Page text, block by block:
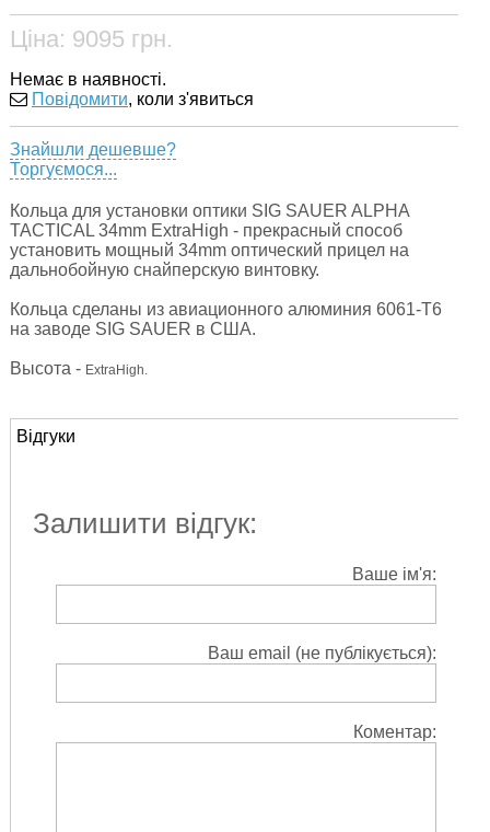
Ціна: 9095 грн.
Немає в наявності.
Повідомити, коли з'явиться
Знайшли дешевше?
Торгуємося...
Кольца для установки оптики SIG SAUER ALPHA
TACTICAL 34mm ExtraHigh - прекрасный способ
установить мощный 34mm оптический прицел на
дальнобойную снайперскую винтовку.
Кольца сделаны из авиационного алюминия 6061-T6
на заводе SIG SAUER в США.
Высота - ExtraHigh.
Відгуки
Залишити відгук:
Ваше ім'я:
Ваш email (не публікується):
Коментар: